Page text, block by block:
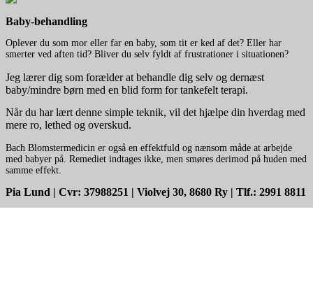
Baby-behandling
Oplever du som mor eller far en baby, som tit er ked af det? Eller har
smerter ved aften tid? Bliver du selv fyldt af frustrationer i situationen?
Jeg lærer dig som forælder at behandle dig selv og dernæst
baby/mindre børn med en blid form for tankefelt terapi.
Når du har lært denne simple teknik, vil det hjælpe din hverdag med
mere ro, lethed og overskud.
Bach Blomstermedicin er også en effektfuld og nænsom måde at arbejde
med babyer på. Remediet indtages ikke, men smøres derimod på huden med
samme effekt.
Pia Lund | Cvr: 37988251 | Violvej 30, 8680 Ry | Tlf.: 2991 8811